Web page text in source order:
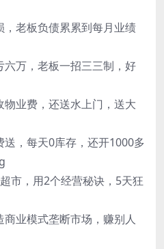
老板负债累累到每月业绩
万，老板一招三三制，好
业费，还送水上门，送大
，每天0库存，还开1000多
市，用2个经营秘诀，5天狂
业模式垄断市场，赚别人